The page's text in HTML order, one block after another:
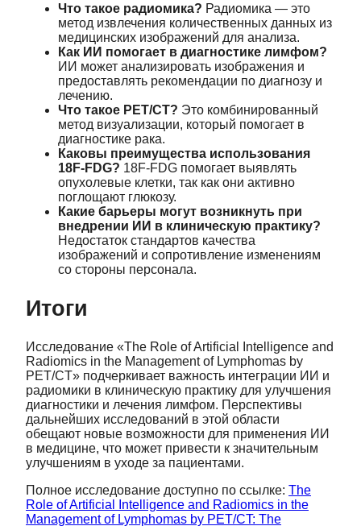
Что такое радиомика? Радиомика — это
метод извлечения количественных данных из
медицинских изображений для анализа.
Как ИИ помогает в диагностике лимфом?
ИИ может анализировать изображения и
предоставлять рекомендации по диагнозу и
лечению.
Что такое PET/CT? Это комбинированный
метод визуализации, который помогает в
диагностике рака.
Каковы преимущества использования
18F-FDG? 18F-FDG помогает выявлять
опухолевые клетки, так как они активно
поглощают глюкозу.
Какие барьеры могут возникнуть при
внедрении ИИ в клиническую практику?
Недостаток стандартов качества
изображений и сопротивление изменениям
со стороны персонала.
Итоги
Исследование «The Role of Artificial Intelligence and
Radiomics in the Management of Lymphomas by
PET/CT» подчеркивает важность интеграции ИИ и
радиомики в клиническую практику для улучшения
диагностики и лечения лимфом. Перспективы
дальнейших исследований в этой области
обещают новые возможности для применения ИИ
в медицине, что может привести к значительным
улучшениям в уходе за пациентами.
Полное исследование доступно по ссылке: The
Role of Artificial Intelligence and Radiomics in the
Management of Lymphomas by PET/CT: The